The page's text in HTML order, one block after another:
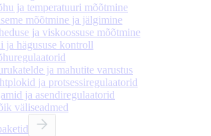
ja temperatuuri mõõtmine
mõõtmine ja jälgimine
ja viskoossuse mõõtmine
ja hägususe kontroll
ja mahutite varustus
ja protsessiregulaatorid
ja asendiregulaatorid
väliseadmed